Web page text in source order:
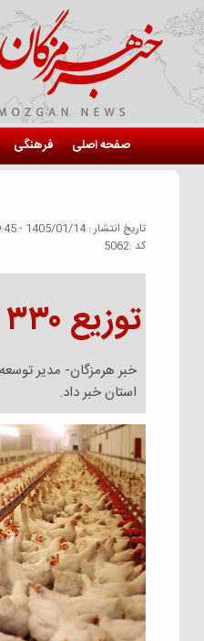
صفحه اصلی فرهنگی
تاريخ انتشار :1405/01/14 - 09:45
كد :5062
توزیع ۳۳۰ تن مرغ گرم و منجمد در هرمزگان
استان خبر داد.